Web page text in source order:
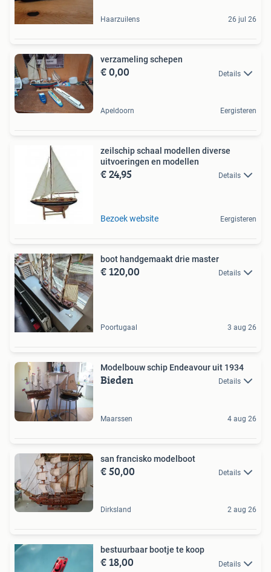
Haarzuilens 26 jul 26
verzameling schepen
€ 0,00 Details
Apeldoorn Eergisteren
zeilschip schaal modellen diverse
uitvoeringen en modellen
€ 24,95 Details
Bezoek website Eergisteren
boot handgemaakt drie master
€ 120,00 Details
Poortugaal 3 aug 26
Modelbouw schip Endeavour uit 1934
Bieden Details
Maarssen 4 aug 26
san francisko modelboot
€ 50,00 Details
Dirksland 2 aug 26
bestuurbaar bootje te koop
€ 18,00 Details